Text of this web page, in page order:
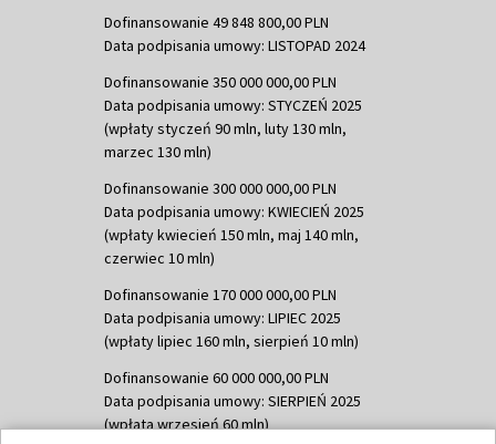
Dofinansowanie 49 848 800,00 PLN
Data podpisania umowy: LISTOPAD 2024
Dofinansowanie 350 000 000,00 PLN
Data podpisania umowy: STYCZEŃ 2025
(wpłaty styczeń 90 mln, luty 130 mln,
marzec 130 mln)
Dofinansowanie 300 000 000,00 PLN
Data podpisania umowy: KWIECIEŃ 2025
(wpłaty kwiecień 150 mln, maj 140 mln,
czerwiec 10 mln)
Dofinansowanie 170 000 000,00 PLN
Data podpisania umowy: LIPIEC 2025
(wpłaty lipiec 160 mln, sierpień 10 mln)
Dofinansowanie 60 000 000,00 PLN
Data podpisania umowy: SIERPIEŃ 2025
(wpłata wrzesień 60 mln)